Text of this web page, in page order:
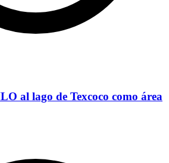
al lago de Texcoco como área